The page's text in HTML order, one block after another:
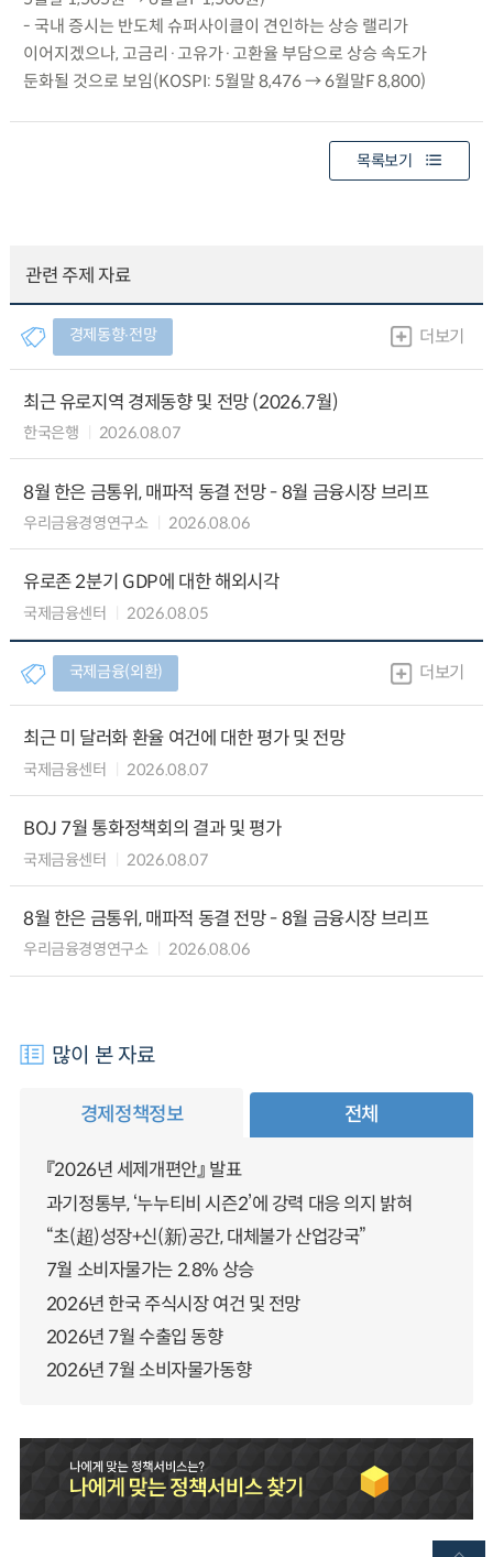
- 국내 증시는 반도체 슈퍼사이클이 견인하는 상승 랠리가
이어지겠으나, 고금리·고유가·고환율 부담으로 상승 속도가
둔화될 것으로 보임(KOSPI: 5월말 8,476 → 6월말F 8,800)
목록보기
관련 주제 자료
경제동향∙전망 더보기
최근 유로지역 경제동향 및 전망 (2026.7월)
한국은행 2026.08.07
8월 한은 금통위, 매파적 동결 전망 - 8월 금융시장 브리프
우리금융경영연구소 2026.08.06
유로존 2분기 GDP에 대한 해외시각
국제금융센터 2026.08.05
국제금융(외환) 더보기
최근 미 달러화 환율 여건에 대한 평가 및 전망
국제금융센터 2026.08.07
BOJ 7월 통화정책회의 결과 및 평가
국제금융센터 2026.08.07
8월 한은 금통위, 매파적 동결 전망 - 8월 금융시장 브리프
우리금융경영연구소 2026.08.06
많이 본 자료
경제정책정보 전체
『2026년 세제개편안』 발표
과기정통부, ‘누누티비 시즌2’에 강력 대응 의지 밝혀
“초(超)성장+신(新)공간, 대체불가 산업강국”
7월 소비자물가는 2.8% 상승
2026년 한국 주식시장 여건 및 전망
2026년 7월 수출입 동향
2026년 7월 소비자물가동향